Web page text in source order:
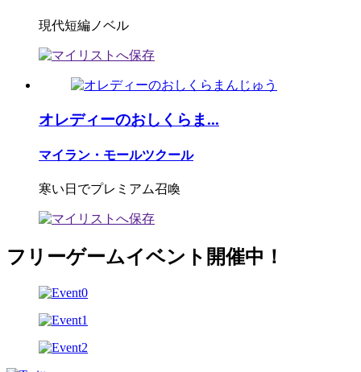
現代短編ノベル
オレディーのおしくらま...
マイラン・モールツクール
寒い日でプレミアム召喚
フリーゲームイベント開催中！